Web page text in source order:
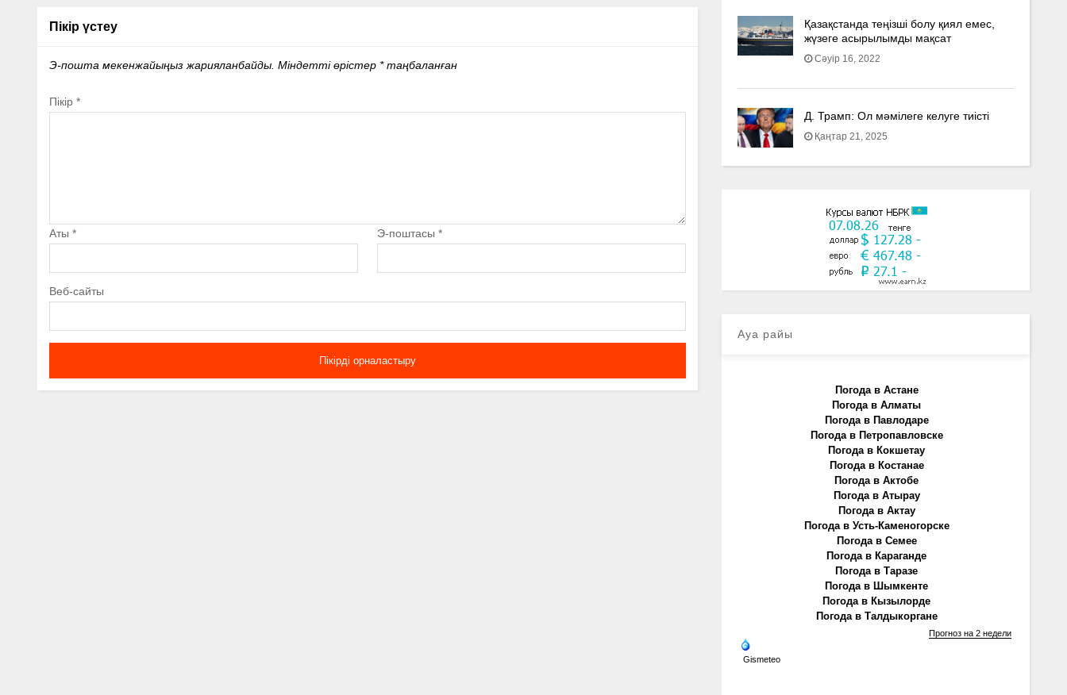
Пікір үстеу
Э-пошта мекенжайыңыз жарияланбайды.Міндетті өрістер *таңбаланған
Пікір*
Аты* Э-поштасы*
Веб-сайты
Қазақстанда теңізші болу қиял емес,
жүзеге асырылымды мақсат
Сәуір 16, 2022
Д. Трамп: Ол мәмілеге келуге тиісті
Қаңтар 21, 2025
Ауа райы
Погода в Астане
Погода в Алматы
Погода в Павлодаре
Погода в Петропавловске
Погода в Кокшетау
Погода в Костанае
Погода в Актобе
Погода в Атырау
Погода в Актау
Погода в Усть-Каменогорске
Погода в Семее
Погода в Караганде
Погода в Таразе
Погода в Шымкенте
Погода в Кызылорде
Погода в Талдыкоргане
Gismeteo
Прогноз на 2 недели